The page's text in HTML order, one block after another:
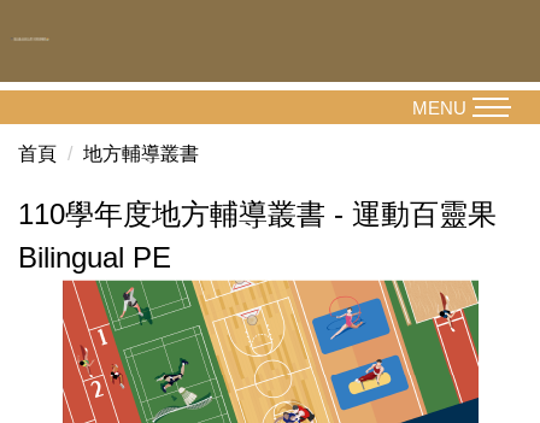
到
容
MENU
首頁 地方輔導叢書
110學年度地方輔導叢書 - 運動百靈果
Bilingual PE